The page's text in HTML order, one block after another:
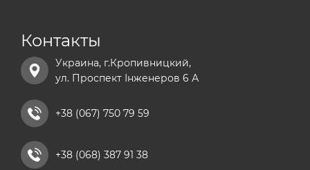
Контакты
Украина, г.Кропивницкий,
ул. Проспект Інженеров 6 А
+38 (067) 750 79 59
+38 (068) 387 91 38